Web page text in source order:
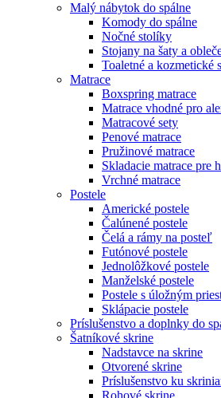
Malý nábytok do spálne
Komody do spálne
Nočné stolíky
Stojany na šaty a
Toaletné a kozmetické
Matrace
Boxspring matrace
Matrace vhodné pro
Matracové sety
Penové matrace
Pružinové matrace
Skladacie matrace pre
Vrchné matrace
Postele
Americké postele
Čalúnené postele
Čelá a rámy na posteľ
Futónové postele
Jednolôžkové postele
Manželské postele
Postele s úložným
Sklápacie postele
Príslušenstvo a doplnky do
Šatníkové skrine
Nadstavce na skrine
Otvorené skrine
Príslušenstvo ku
Rohové skrine